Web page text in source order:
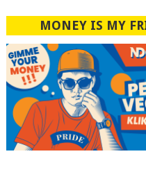
MONEY IS MY